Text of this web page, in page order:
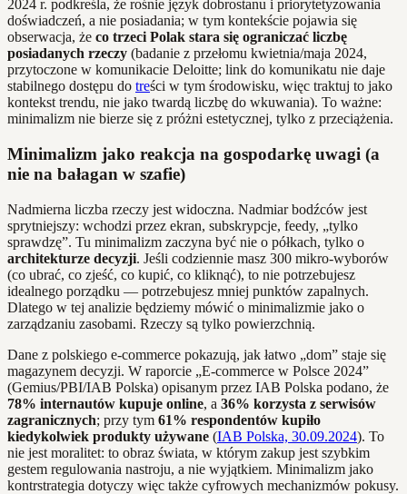
2024 r. podkreśla, że rośnie język dobrostanu i priorytetyzowania
doświadczeń, a nie posiadania; w tym kontekście pojawia się
obserwacja, że co trzeci Polak stara się ograniczać liczbę
posiadanych rzeczy (badanie z przełomu kwietnia/maja 2024,
przytoczone w komunikacie Deloitte; link do komunikatu nie daje
stabilnego dostępu do treści w tym środowisku, więc traktuj to jako
kontekst trendu, nie jako twardą liczbę do wkuwania). To ważne:
minimalizm nie bierze się z próżni estetycznej, tylko z przeciążenia.
Minimalizm jako reakcja na gospodarkę uwagi (a
nie na bałagan w szafie)
Nadmierna liczba rzeczy jest widoczna. Nadmiar bodźców jest
sprytniejszy: wchodzi przez ekran, subskrypcje, feedy, „tylko
sprawdzę”. Tu minimalizm zaczyna być nie o półkach, tylko o
architekturze decyzji. Jeśli codziennie masz 300 mikro-wyborów
(co ubrać, co zjeść, co kupić, co kliknąć), to nie potrzebujesz
idealnego porządku — potrzebujesz mniej punktów zapalnych.
Dlatego w tej analizie będziemy mówić o minimalizmie jako o
zarządzaniu zasobami. Rzeczy są tylko powierzchnią.
Dane z polskiego e-commerce pokazują, jak łatwo „dom” staje się
magazynem decyzji. W raporcie „E-commerce w Polsce 2024”
(Gemius/PBI/IAB Polska) opisanym przez IAB Polska podano, że
78% internautów kupuje online, a 36% korzysta z serwisów
zagranicznych; przy tym 61% respondentów kupiło
kiedykolwiek produkty używane (IAB Polska, 30.09.2024). To
nie jest moralitet: to obraz świata, w którym zakup jest szybkim
gestem regulowania nastroju, a nie wyjątkiem. Minimalizm jako
kontrstrategia dotyczy więc także cyfrowych mechanizmów pokusy.